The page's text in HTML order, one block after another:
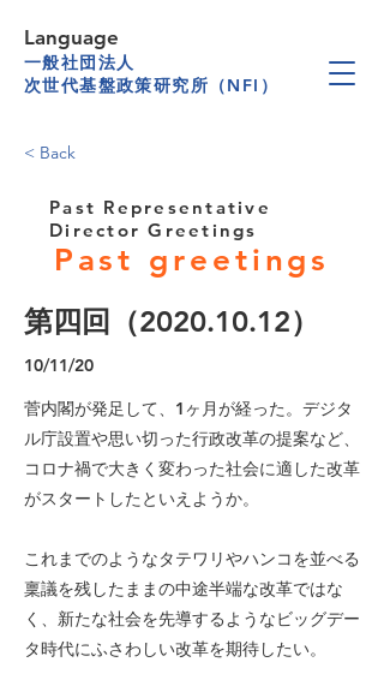
一般社団法人
次世代基盤政策研究所（NFI）
Language
< Back
Past Representative
Director Greetings
Past greetings
第四回（2020.10.12）
10/11/20
菅内閣が発足して、1ヶ月が経った。デジタ
ル庁設置や思い切った行政改革の提案など、
コロナ禍で大きく変わった社会に適した改革
がスタートしたといえようか。
これまでのようなタテワリやハンコを並べる
稟議を残したままの中途半端な改革ではな
く、新たな社会を先導するようなビッグデー
タ時代にふさわしい改革を期待したい。